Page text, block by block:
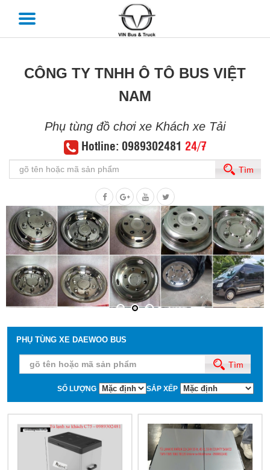
CÔNG TY TNHH Ô TÔ BUS VIỆT
NAM
Phụ tùng đồ chơi xe Khách xe Tải
Hotline: 0989302481 24/7
Tìm
PHỤ TÙNG XE DAEWOO BUS
Tìm
SẮP XẾP
SỐ LƯỢNG